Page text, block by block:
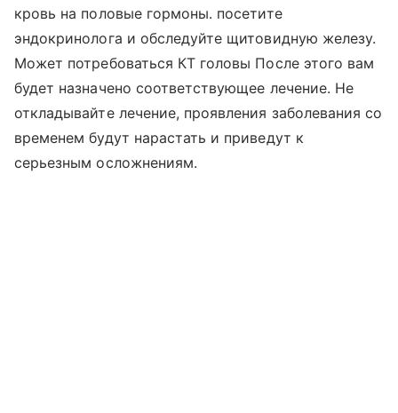
кровь на половые гормоны. посетите
эндокринолога и обследуйте щитовидную железу.
Может потребоваться КТ головы После этого вам
будет назначено соответствующее лечение. Не
откладывайте лечение, проявления заболевания со
временем будут нарастать и приведут к
серьезным осложнениям.